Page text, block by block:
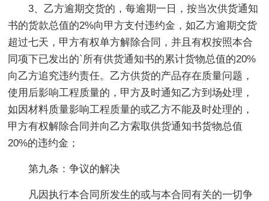
3、乙方逾期交货的，每逾期一日，按当次供货通知
书的货款总值的2%向甲方支付违约金，如乙方逾期交货
超过七天，甲方有权单方解除合同，并且有权按照本合
同项下已发出的`所有供货通知书的累计货物总值的20%
向乙方追究违约责任。乙方供货的产品存在质量问题，
使用后影响工程质量的，甲方及时通知乙方到场处理，
如因材料质量影响工程质量的或乙方不能及时处理的，
甲方有权解除合同并向乙方索取供货通知书货物总值
20%的违约金；
第九条：争议的解决
凡因执行本合同所发生的或与本合同有关的一切争